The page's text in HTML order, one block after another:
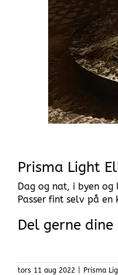
Prisma Light
Dag og nat, i byen
Passer fint selv på en
Del gerne
tors 11 aug 2022 Prisma